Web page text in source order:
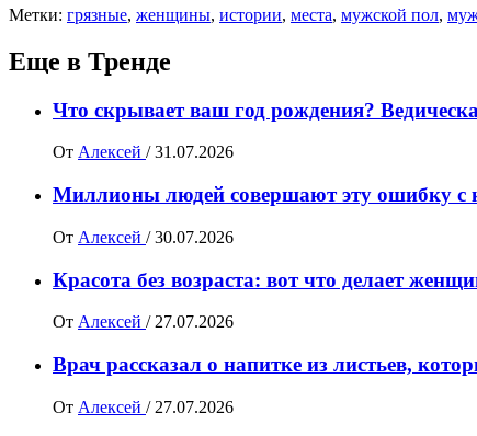
Метки: грязные, женщины, истории, места, мужской пол,
Еще в Тренде
Что скрывает ваш год рождения?
От Алексей / 31.07.2026
Миллионы людей совершают эту ошибку с
От Алексей / 30.07.2026
Красота без возраста: вот что делает
От Алексей / 27.07.2026
Врач рассказал о напитке из листьев,
От Алексей / 27.07.2026